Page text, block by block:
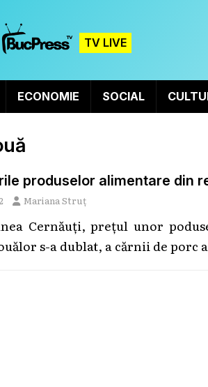
TV LIVE
ECONOMIE SOCIAL
produselor alimentare din
Mariana Struț
Cernăuți, prețul unor
s-a dublat, a cărnii de porc a